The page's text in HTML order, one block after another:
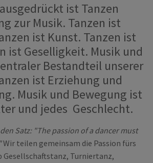
ist Tanzen
zur Musik. Tanzen ist
ist Kunst. Tanzen ist
ist Geselligkeit. Musik und
Bestandteil unserer
ist Erziehung und
Musik und Bewegung ist
und jedes Geschlecht.
Satz: "The passion of a dancer must
Wir teilen gemeinsam die Passion fürs
Gesellschaftstanz, Turniertanz,